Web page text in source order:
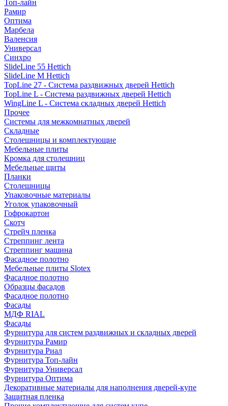
Топ-лайн
Рамир
Оптима
Марбела
Валенсия
Универсал
Синхро
SlideLine 55 Hettich
SlideLine M Hettich
TopLine 27 - Система раздвижных дверей Hettich
TopLine L - Система раздвижных дверей Hettich
WingLine L - Система складных дверей Hettich
Прочее
Системы для межкомнатных дверей
Складные
Столешницы и комплектующие
Мебельные плиты
Кромка для столешниц
Мебельные щиты
Планки
Столешницы
Упаковочные материалы
Уголок упаковочный
Гофрокартон
Скотч
Стрейч пленка
Стреппинг лента
Стреппинг машина
Фасадное полотно
Мебельные плиты Slotex
Фасадное полотно
Образцы фасадов
Фасадное полотно
Фасады
МДФ RIAL
Фасады
Фурнитура для систем раздвижных и складных дверей
Фурнитура Рамир
Фурнитура Риал
Фурнитура Топ-лайн
Фурнитура Универсал
Фурнитура Оптима
Декоративные материалы для наполнения дверей-купе
Защитная пленка